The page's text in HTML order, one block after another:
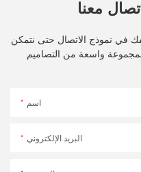
معنا
في نموذج الاتصال حتى نتمكن
واسعة من التصاميم
اسم
البريد الإلكتروني